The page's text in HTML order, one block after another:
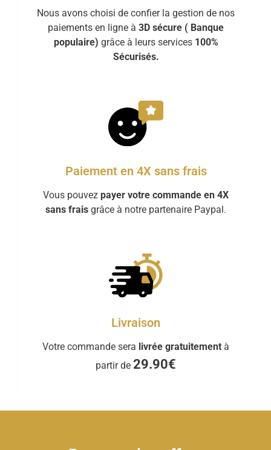
Nous avons choisi de confier la gestion de nos
paiements en ligne à 3D sécure ( Banque
populaire) grâce à leurs services 100%
Sécurisés.
Paiement en 4X sans frais
Vous pouvez payer votre commande en 4X
sans frais grâce à notre partenaire Paypal.
Livraison
Votre commande sera livrée gratuitement à
partir de 29.90€